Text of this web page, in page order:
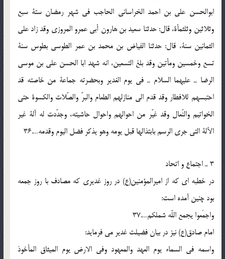
ابوالحسن علی بن احمد الخراسانی الحاجب فی شهر رمضان ستة سبع
وثلاثین وثلثمأة، قال: حدثنا سعید بن هارون أبی عمرو المروزی وقد زاد علی
الثمانین سنة، قال: حدثنا الفیاض بن محمد بن عمر الطوسی بطوس سنة
تسع وخمسین ومأتین وقد بلغ التسعین، انه شهد ابا الحسن علی بن موسی
الرضا ـ علیهما السلام ـ فی یوم الغدیر وبحضرته جماعة من خاصته قد
احتبسهم للافطار وقد قدم الی منازلهم الطعام والبرّ والصّلات والکسوة حتی
الخواتیم والنّعال وقد غیّر من احوالهم واحوال حاشیته، وجدّدت له آلة غیر
الآلة التی جری الرسم بابتذالها قبل یومه وهو یذکر فضل الیوم وقدمه….36
3 ـ اجتماع و اتحاد
در خطبه ای که از امیرالمؤمنین(ع) در روز غدیری که مصادف با روز جمعه
بود چنین آمده است:
واجمَعوا یجمع اللّه شملکم….37
امام صادق(ع) نیز در بیان فضیلت غدیر می فرماید:
واسمه فی السماء یوم العهد والمعهود وفی الارض یوم المیثاق المأخوذ